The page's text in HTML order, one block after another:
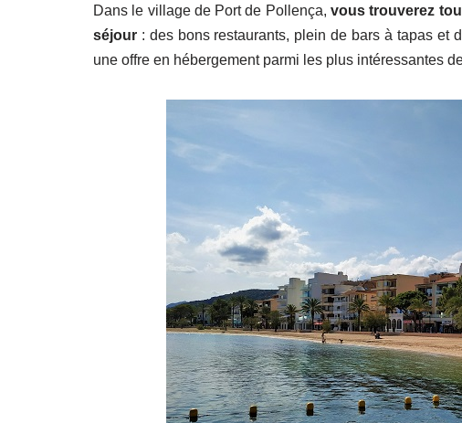
Dans le village de Port de Pollença,vous trouverez
séjour : des bons restaurants, plein de bars à tapas et
une offre en hébergement parmi les plus intéressantes